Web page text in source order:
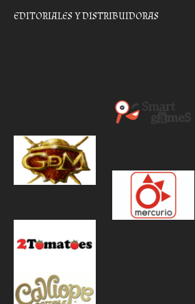
EDITORIALES Y DISTRIBUIDORAS